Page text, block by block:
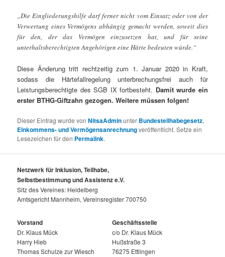
„Die Eingliederungshilfe darf ferner nicht vom Einsatz oder von der
Verwertung eines Vermögens abhängig gemacht werden, soweit dies
für den, der das Vermögen einzusetzen hat, und für seine
unterhaltsberechtigten Angehörigen eine Härte bedeuten würde.“
Diese Änderung tritt rechtzeitig zum 1. Januar 2020 in Kraft,
sodass die Härtefallregelung unterbrechungsfrei auch für
Leistungsberechtigte des SGB IX fortbesteht. Damit wurde ein
erster BTHG-Giftzahn gezogen. Weitere müssen folgen!
Dieser Eintrag wurde vonNitsaAdminunter Bundesteilhabegesetz,
Einkommens- und Vermögensanrechnungveröffentlicht. Setze ein
Lesezeichen für den Permalink.
Netzwerk für Inklusion, Teilhabe,
Selbstbestimmung und Assistenz e.V.
Sitz des Vereines: Heidelberg
Amtsgericht Mannheim, Vereinsregister 700750
Vorstand Geschäftsstelle
Dr. Klaus Mück
c/o Dr. Klaus Mück
Harry Hieb
Hußstraße 3
Thomas Schulze zur Wiesch
76275 Ettlingen